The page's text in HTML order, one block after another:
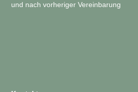
und nach vorheriger Vereinbarung